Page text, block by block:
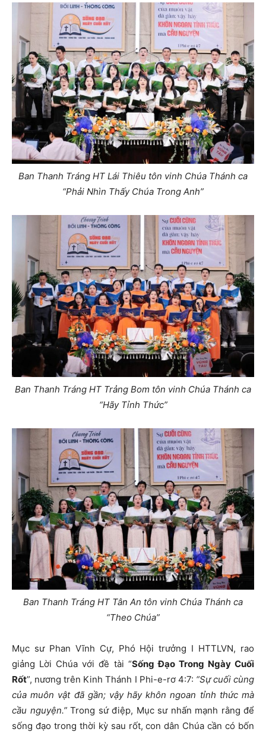
Ban Thanh Tráng HT Lái Thiêu tôn vinh Chúa Thánh ca
“Phải Nhìn Thấy Chúa Trong Anh”
Ban Thanh Tráng HT Trảng Bom tôn vinh Chúa Thánh ca
“Hãy Tỉnh Thức”
Ban Thanh Tráng HT Tân An tôn vinh Chúa Thánh ca
“Theo Chúa”
Mục sư Phan Vĩnh Cự, Phó Hội trưởng I HTTLVN, rao
giảng Lời Chúa với đề tài “Sống Đạo Trong Ngày Cuối
Rốt”, nương trên Kinh Thánh I Phi-e-rơ 4:7: “Sự cuối cùng
của muôn vật đã gần; vậy hãy khôn ngoan tỉnh thức mà
cầu nguyện.”Trong sứ điệp, Mục sư nhấn mạnh rằng để
sống đạo trong thời kỳ sau rốt, con dân Chúa cần có bốn